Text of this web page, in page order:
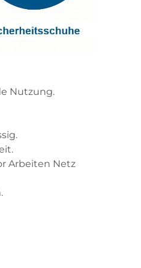
Nutzung.
Arbeiten Netz